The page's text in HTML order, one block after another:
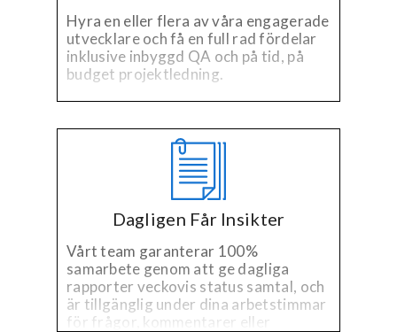
Hyra en eller flera av våra engagerade
utvecklare och få en full rad fördelar
inklusive inbyggd QA och på tid, på
budget projektledning.
Dagligen Får Insikter
Vårt team garanterar 100%
samarbete genom att ge dagliga
rapporter veckovis status samtal, och
är tillgänglig under dina arbetstimmar
för frågor, kommentarer eller